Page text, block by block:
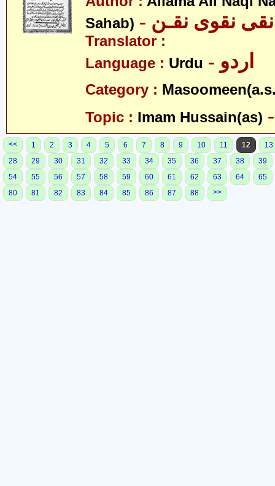
Sahab)
نقوی نقـن
Translator :
Language : Urdu - اردو
Category :
Topic : Imam Hussain(as)
<< 1 2 3 4 5 6 7 8 9 10 11 12
13
28
29 30 31 32 33 34 35 36 37 38
39
54
55 56 57 58 59 60 61 62 63 64
65
80
81 82 83 84 85 86 87 88 >>